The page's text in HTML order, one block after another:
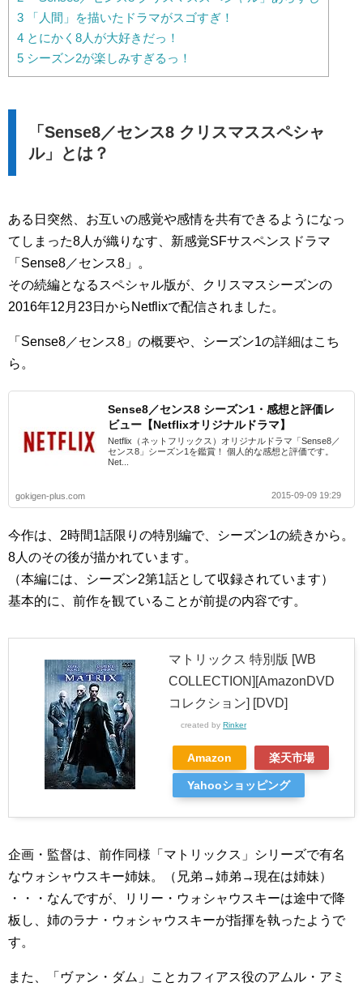
3 「人間」を描いたドラマがスゴすぎ！
4 とにかく8人が大好きだっ！
5 シーズン2が楽しみすぎるっ！
「Sense8／センス8 クリスマススペシャ
ル」とは？
ある日突然、お互いの感覚や感情を共有できるようになっ
てしまった8人が織りなす、新感覚SFサスペンスドラマ
「Sense8／センス8」。
その続編となるスペシャル版が、クリスマスシーズンの
2016年12月23日からNetflixで配信されました。
「Sense8／センス8」の概要や、シーズン1の詳細はこち
ら。
Sense8／センス8 シーズン1・感想と評価レ
ビュー【Netflixオリジナルドラマ】
Netflix（ネットフリックス）オリジナルドラマ「Sense8／
センス8」シーズン1を鑑賞！ 個人的な感想と評価です。
Net...
gokigen-plus.com 2015-09-09 19:29
今作は、2時間1話限りの特別編で、シーズン1の続きから。
8人のその後が描かれています。
（本編には、シーズン2第1話として収録されています）
基本的に、前作を観ていることが前提の内容です。
マトリックス 特別版 [WB
COLLECTION][AmazonDVD
コレクション] [DVD]
created by Rinker
Amazon 楽天市場
Yahooショッピング
企画・監督は、前作同様「マトリックス」シリーズで有名
なウォシャウスキー姉妹。（兄弟→姉弟→現在は姉妹）
・・・なんですが、リリー・ウォシャウスキーは途中で降
板し、姉のラナ・ウォシャウスキーが指揮を執ったようで
す。
また、「ヴァン・ダム」ことカフィアス役のアムル・アミ